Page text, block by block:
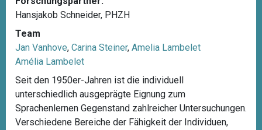
Hansjakob Schneider, PHZH
Team
Jan Vanhove, Carina Steiner, Amelia Lambelet
Amélia Lambelet
Seit den 1950er-Jahren ist die individuell
unterschiedlich ausgeprägte Eignung zum
Sprachenlernen Gegenstand zahlreicher Untersuchungen.
Verschiedene Bereiche der Fähigkeit der Individuen,